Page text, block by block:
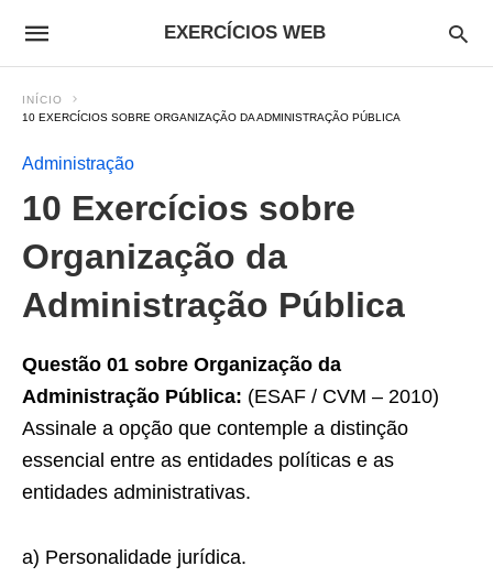
EXERCÍCIOS WEB
INÍCIO
10 EXERCÍCIOS SOBRE ORGANIZAÇÃO DA ADMINISTRAÇÃO PÚBLICA
Administração
10 Exercícios sobre
Organização da
Administração Pública
Questão 01 sobre Organização da
Administração Pública: (ESAF / CVM – 2010)
Assinale a opção que contemple a distinção
essencial entre as entidades políticas e as
entidades administrativas.
a) Personalidade jurídica.